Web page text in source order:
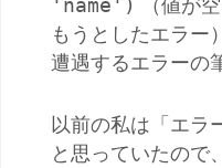
（値が
もうとしたエラー
遭遇するエラーの
以前の私は「エラ
と思っていたので